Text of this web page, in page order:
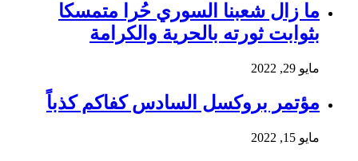
ما زال شعبنا السوري حُرا متمسكا
بثوابت ثورته بالحرية والكرامة
مايو 29, 2022
مؤتمر بروكسل السادس كفاكم كذباً
مايو 15, 2022